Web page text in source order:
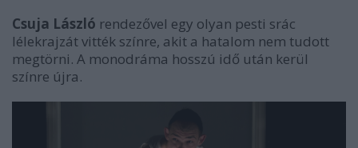
Csuja László rendezővel egy olyan pesti srác
lélekrajzát vitték színre, akit a hatalom nem tudott
megtörni. A monodráma hosszú idő után kerül
színre újra.